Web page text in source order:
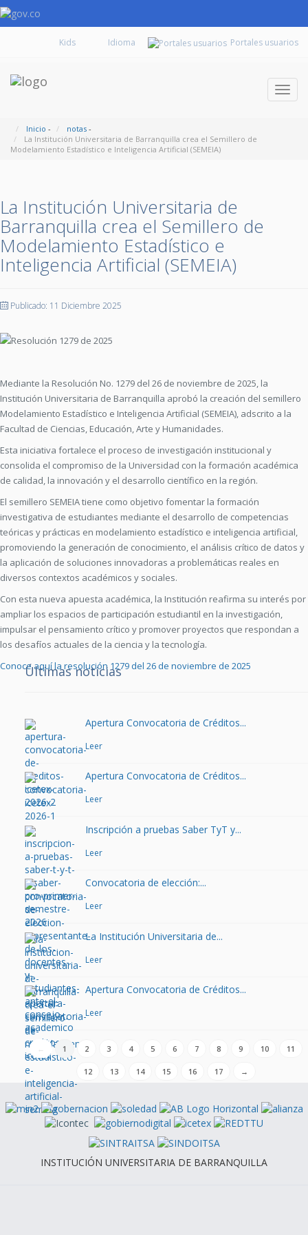
Kids Portales usuarios
Inicio - notas -
La Institución Universitaria de Barranquilla crea el Semillero de
Modelamiento Estadístico e Inteligencia Artificial (SEMEIA)
La Institución Universitaria de
Barranquilla crea el Semillero de
Modelamiento Estadístico e
Inteligencia Artificial (SEMEIA)
Publicado: 11 Diciembre 2025
Mediante la Resolución No. 1279 del 26 de noviembre de 2025, la
Institución Universitaria de Barranquilla aprobó la creación del semillero
Modelamiento Estadístico e Inteligencia Artificial (SEMEIA), adscrito a la
Facultad de Ciencias, Educación, Arte y Humanidades.
Esta iniciativa fortalece el proceso de investigación institucional y
consolida el compromiso de la Universidad con la formación académica
de calidad, la innovación y el desarrollo científico en la región.
El semillero SEMEIA tiene como objetivo fomentar la formación
investigativa de estudiantes mediante el desarrollo de competencias
teóricas y prácticas en modelamiento estadístico e inteligencia artificial,
promoviendo la generación de conocimiento, el análisis crítico de datos y
la aplicación de soluciones innovadoras a problemáticas reales en
diversos contextos académicos y sociales.
Con esta nueva apuesta académica, la Institución reafirma su interés por
ampliar los espacios de participación estudiantil en la investigación,
impulsar el pensamiento crítico y promover proyectos que respondan a
los desafíos actuales de la ciencia y la tecnología.
Conoce aquí la resolución 1279 del 26 de noviembre de 2025
Últimas noticias
Apertura Convocatoria de Créditos...
Leer
Apertura Convocatoria de Créditos...
Leer
Inscripción a pruebas Saber TyT y...
Leer
Convocatoria de elección:...
Leer
La Institución Universitaria de...
Leer
Apertura Convocatoria de Créditos...
Leer
← 1 2 3 4 5 6 7 8 9 10 11
12 13 14 15 16 17 →
INSTITUCIÓN UNIVERSITARIA DE BARRANQUILLA